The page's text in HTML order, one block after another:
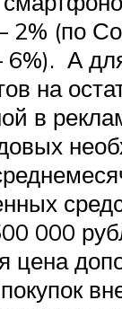
2% (по
6%). А
на
в
000
цена